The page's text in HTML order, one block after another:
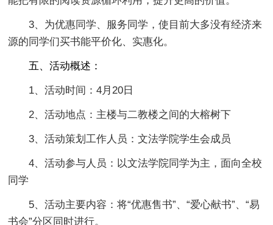
3、为优惠同学、服务同学，使目前大多没有经济来
源的同学们买书能平价化、实惠化。
五、活动概述：
1、活动时间：4月20日
2、活动地点：主楼与二教楼之间的大榕树下
3、活动策划工作人员：文法学院学生会成员
4、活动参与人员：以文法学院同学为主，面向全校
同学
5、活动主要内容：将“优惠售书”、“爱心献书”、“易
书会”分区同时进行。